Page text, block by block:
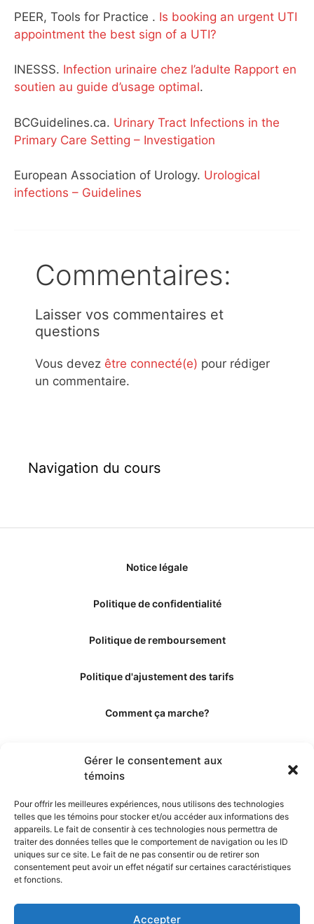
Gérer le consentement aux
témoins
Pour offrir les meilleures expériences, nous utilisons des technologies
telles que les témoins pour stocker et/ou accéder aux informations des
appareils. Le fait de consentir à ces technologies nous permettra de
traiter des données telles que le comportement de navigation ou les ID
uniques sur ce site. Le fait de ne pas consentir ou de retirer son
consentement peut avoir un effet négatif sur certaines caractéristiques
et fonctions.
Accepter
PEER, Tools for Practice . Is booking an urgent UTI
appointment the best sign of a UTI?
INESSS. Infection urinaire chez l’adulte Rapport en
soutien au guide d’usage optimal.
BCGuidelines.ca. Urinary Tract Infections in the
Primary Care Setting – Investigation
European Association of Urology. Urological
infections – Guidelines
Commentaires:
Laisser vos commentaires et
questions
Vous devez être connecté(e) pour rédiger
un commentaire.
Navigation du cours
Notice légale
Politique de confidentialité
Politique de remboursement
Politique d'ajustement des tarifs
Comment ça marche?
Les éditeurs
Les experts et collaborateurs